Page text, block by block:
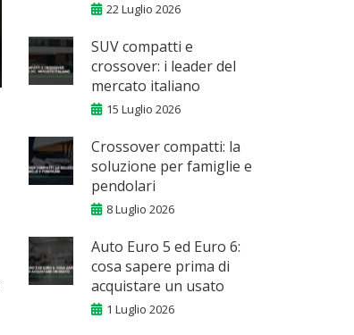
22 Luglio 2026
SUV compatti e
crossover: i leader del
mercato italiano
15 Luglio 2026
Crossover compatti: la
soluzione per famiglie e
pendolari
8 Luglio 2026
Auto Euro 5 ed Euro 6:
cosa sapere prima di
acquistare un usato
1 Luglio 2026